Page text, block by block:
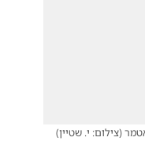
(צילום: י. שטיין)